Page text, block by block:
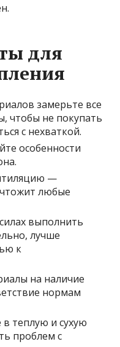
для
замерьте все
чтобы не покупать
с нехваткой.
особенности
—
любые
выполнить
лучше
к
на наличие
нормам
теплую и сухую
проблем с